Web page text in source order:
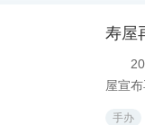
寿屋
屋宣
手办